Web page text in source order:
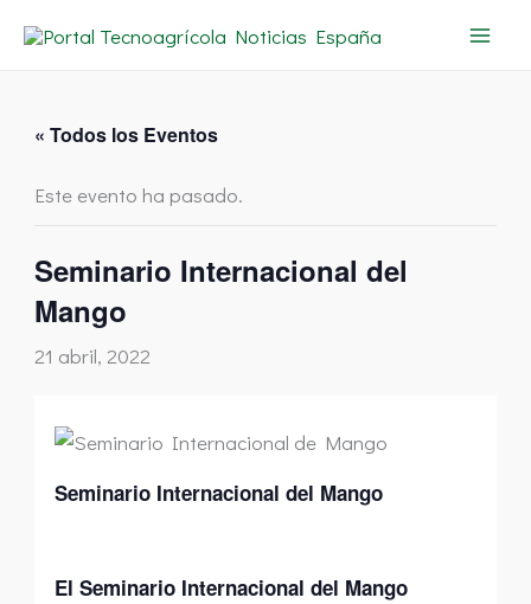
« Todos los Eventos
Este evento ha pasado.
Seminario Internacional del
Mango
21 abril, 2022
Seminario Internacional del Mango
El Seminario Internacional del Mango